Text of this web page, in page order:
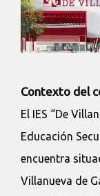
Contexto del
El IES “De
Educación
encuentra
Villanueva de